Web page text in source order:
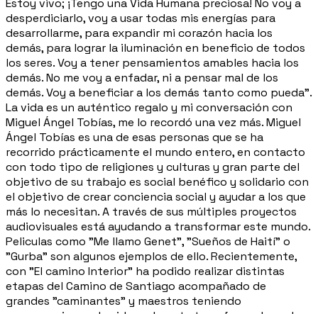
Estoy vivo; ¡Tengo una Vida Humana preciosa! No voy a
desperdiciarlo, voy a usar todas mis energías para
desarrollarme, para expandir mi corazón hacia los
demás, para lograr la iluminación en beneficio de todos
los seres. Voy a tener pensamientos amables hacia los
demás. No me voy a enfadar, ni a pensar mal de los
demás. Voy a beneficiar a los demás tanto como pueda”.
La vida es un auténtico regalo y mi conversación con
Miguel Ángel Tobías, me lo recordó una vez más. Miguel
Ángel Tobías es una de esas personas que se ha
recorrido prácticamente el mundo entero, en contacto
con todo tipo de religiones y culturas y gran parte del
objetivo de su trabajo es social benéfico y solidario con
el objetivo de crear conciencia social y ayudar a los que
más lo necesitan. A través de sus múltiples proyectos
audiovisuales está ayudando a transformar este mundo.
Peliculas como "Me llamo Genet", "Sueños de Haití" o
"Gurba" son algunos ejemplos de ello. Recientemente,
con "El camino Interior" ha podido realizar distintas
etapas del Camino de Santiago acompañado de
grandes "caminantes" y maestros teniendo